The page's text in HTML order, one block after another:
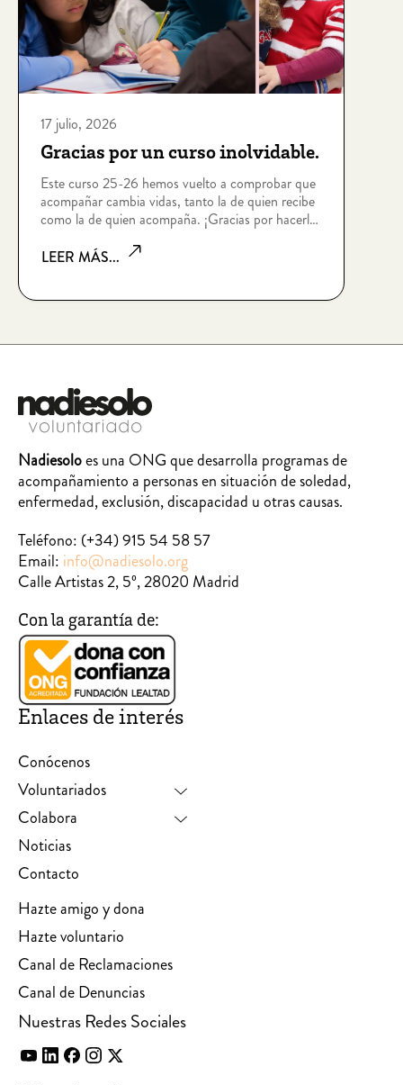
17 julio, 2026
Gracias por un curso inolvidable.
Este curso 25-26 hemos vuelto a comprobar que
acompañar cambia vidas, tanto la de quien recibe
como la de quien acompaña. ¡Gracias por hacerlo
LEER MÁS...
Nadiesoloes una ONG que desarrolla programas de
acompañamiento a personas en situación de soledad,
enfermedad, exclusión, discapacidad u otras causas.
Teléfono: (+34) 915 54 58 57
Email: info@nadiesolo.org
Calle Artistas 2, 5º, 28020 Madrid
Con la garantía de:
Enlaces de interés
Conócenos
Voluntariados
Colabora
Noticias
Contacto
Hazte amigo y dona
Hazte voluntario
Canal de Reclamaciones
Canal de Denuncias
Nuestras Redes Sociales